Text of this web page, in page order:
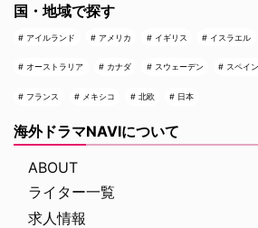
国・地域で探す
アイルランド アメリカ イギリス イスラエル
オーストラリア カナダ スウェーデン スペイン
フランス メキシコ 北欧 日本
海外ドラマNAVIについて
ABOUT
ライター一覧
求人情報